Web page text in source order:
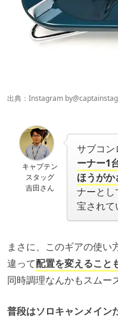
出典：Instagram by@captainstag
キャプテン
スタッグ
吉田さん
サブコン
ーナー1
ほうが
ナーとし
宝されて
まさに、このギアの使
違って配置を変えること
同時調理なんかもスムーズ
普段はソロキャンメイン